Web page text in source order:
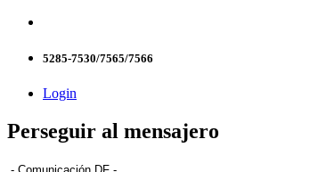
5285-7530/7565/7566
Login
Perseguir al mensajero